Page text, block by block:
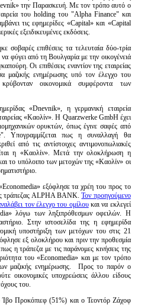
την Παρασκευή. Με τον τρόπο αυτό ο
του holding του "Alpha Finance" και
τις εφημερίδες «Capital» και «Capital
εξειδικευμένες εκδόσεις.
σοβαρές επιθέσεις τα τελευταία δύο-τρία
φύγει από τη Βουλγαρία με την οικογένειά
Οι επιθέσεις εναντίον της εταιρείας
μαζικής ενημέρωσης υπό τον έλεγχο του
οικονομικά συμφέροντα των
«Dnevnik», η γερμανική εταιρεία
«Καολίν». Η Quarzwerke GmbH έχει
ορυκτών, όπως έγινε σαφές από
Υπογραμμίζεται πως η συναλλαγή θα
από τις αντίστοιχες αντιμονοπωλιακές
η «Καολίν». Μετά την ολοκλήρωση η
το υπόλοιπο των μετοχών της «Καολίν» οι
εξόφλησε τα χρέη του προς το
τράπεζας ALPHA BANK.Τον προηγούμενο
τον έλεγχο του ομίλουκαι να εκλεγεί
λόγω των ληξιπρόθεσμων οφειλών. Η
Στην ιστοσελίδα της η εφημερίδα
υποστήριξη των μετόχων του στις 21
εξ ολοκλήρου και πριν την προθεσμία
η τράπεζα με τις παράνομες κινήσεις της
του «Economedia» και με τον τρόπο
μαζικής ενημέρωσης. Προς το παρόν ο
οικονομικές υποχρεώσεις άλλου είδους
του.
Ίβο Προκόπιεφ (51%) και ο Τεοντόρ Ζάχοφ